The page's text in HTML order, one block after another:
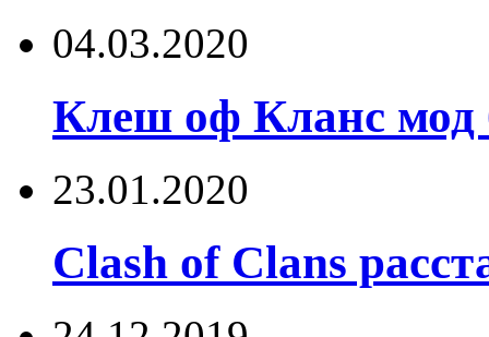
04.03.2020
Клеш оф Кланс мод
23.01.2020
Clash of Clans